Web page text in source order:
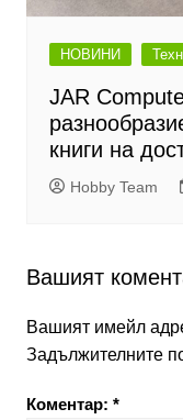
НОВИНИ
JAR
книги на
Hobby Team
Вашият
Вашият имейл
Задължителните
Коментар: *